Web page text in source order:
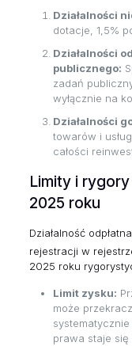
Działalności
dotacje, 1,5%
Działalności
publicznego:
zadań
wyłącznie na
Działalności
towarów i
całości
Limity i rygory
2025 roku
Działalność
rejestracji w
2025 roku
Limit zysku:
może
prawa staje